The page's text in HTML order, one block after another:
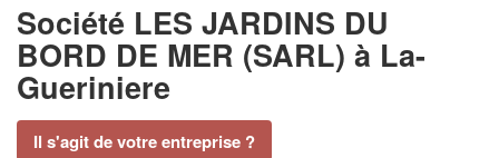
Société LES JARDINS DU
BORD DE MER (SARL) à La-
Gueriniere
Il s'agit de votre entreprise ?